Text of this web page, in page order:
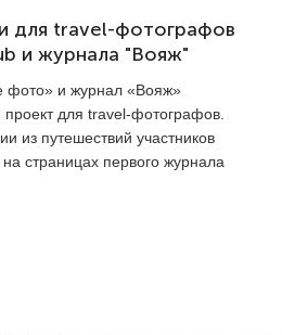
для travel-фотографов
и журнала "Вояж"
фото» и журнал «Вояж»
для travel-фотографов.
из путешествий участников
страницах первого журнала